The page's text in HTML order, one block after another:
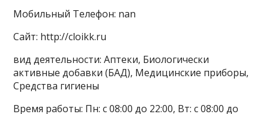
Мобильный Телефон: nan
Сайт: http://cloikk.ru
вид деятельности: Аптеки, Биологически
активные добавки (БАД), Медицинские приборы,
Средства гигиены
Время работы: Пн: с 08:00 до 22:00, Вт: с 08:00 до